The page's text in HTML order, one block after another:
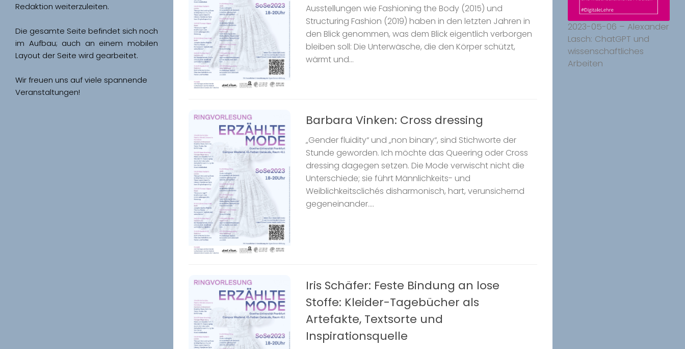
Ausstellungen wie Fashioning the Body (2015) und
Structuring Fashion (2019) haben in den letzten Jahren in
den Blick genommen, was dem Blick eigentlich verborgen
bleiben soll: Die Unterwäsche, die den Körper schützt,
wärmt und...
Barbara Vinken: Cross dressing
„Gender fluidity“ und „non binary“, sind Stichworte der
Stunde geworden. Ich möchte das Queering oder Cross
dressing dagegen setzen. Die Mode verwischt nicht die
Unterschiede; sie führt Männlichkeits- und
Weiblichkeitsclichés disharmonisch, hart, verunsichernd
gegeneinander....
Iris Schäfer: Feste Bindung an lose
Stoffe: Kleider-Tagebücher als
Artefakte, Textsorte und
Inspirationsquelle
Redaktion weiterzuleiten.
Die gesamte Seite befindet sich noch
im Aufbau; auch an einem mobilen
Wir freuen uns auf viele spannende
Veranstaltungen!
2023-05-06 – Alexander
Lasch: ChatGPT und
wissenschaftliches
Arbeiten